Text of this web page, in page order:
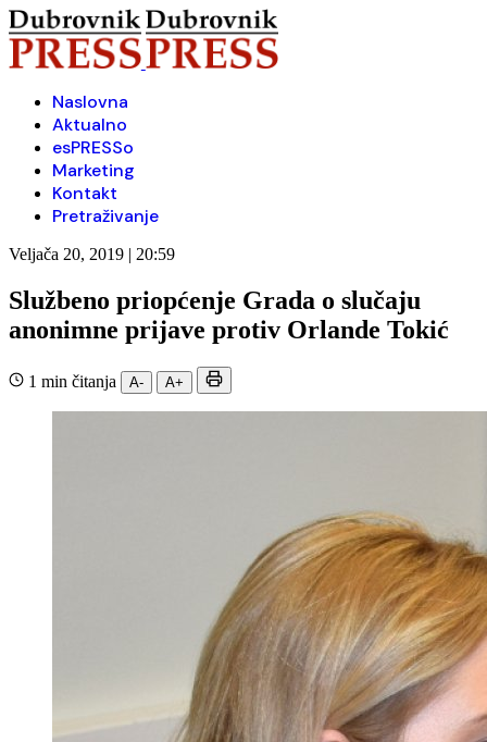
Naslovna
Aktualno
esPRESSo
Marketing
Kontakt
Pretraživanje
Veljača 20, 2019 | 20:59
Službeno priopćenje Grada o slučaju
anonimne prijave protiv Orlande Tokić
1 min čitanja A- A+